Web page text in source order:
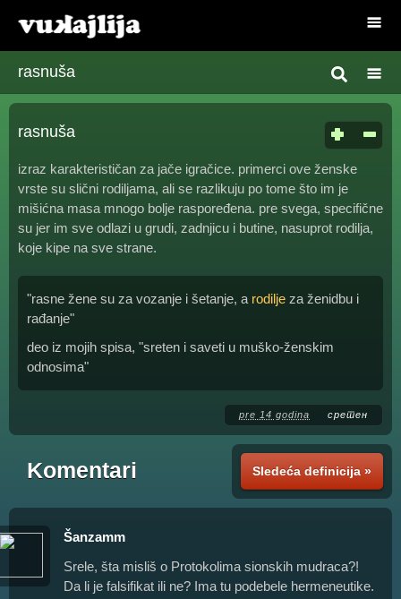
rasnuša
rasnuša
izraz karakterističan za jače igračice. primerci ove ženske
vrste su slični rodiljama, ali se razlikuju po tome što im je
mišićna masa mnogo bolje raspoređena. pre svega, specifične
su jer im sve odlazi u grudi, zadnjicu i butine, nasuprot rodilja,
koje kipe na sve strane.
"rasne žene su za vozanje i šetanje, a rodilje za ženidbu i
rađanje"
deo iz mojih spisa, "sreten i saveti u muško-ženskim
odnosima"
pre 14 godina сретен
Sledeća definicija »
Komentari
Šanzamm
Srele, šta misliš o Protokolima sionskih mudraca?!
Da li je falsifikat ili ne? Ima tu podebele hermeneutike.